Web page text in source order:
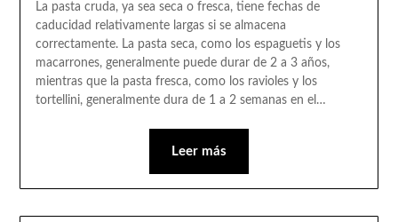
La pasta cruda, ya sea seca o fresca, tiene fechas de
caducidad relativamente largas si se almacena
correctamente. La pasta seca, como los espaguetis y los
macarrones, generalmente puede durar de 2 a 3 años,
mientras que la pasta fresca, como los ravioles y los
tortellini, generalmente dura de 1 a 2 semanas en el…
Leer más